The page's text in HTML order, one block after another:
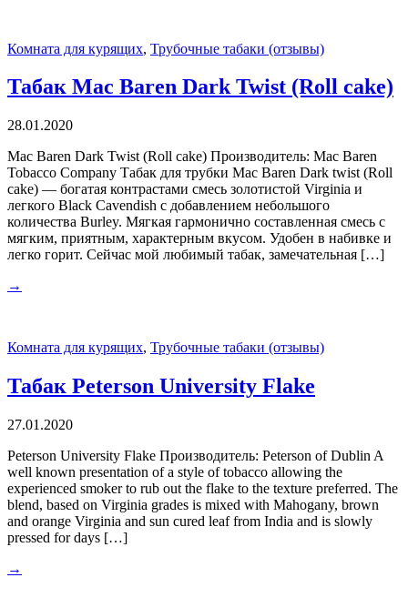
Комната для курящих, Трубочные табаки (отзывы)
Табак Mac Baren Dark Twist (Roll cake)
28.01.2020
Mac Baren Dark Twist (Roll cake) Производитель: Mac Baren
Tobacco Company Табак для трубки Mac Baren Dark twist (Roll
cake) — богатая контрастами смесь золотистой Virginia и
легкого Black Cavendish с добавлением небольшого
количества Burley. Мягкая гармонично составленная смесь с
мягким, приятным, характерным вкусом. Удобен в набивке и
легко горит. Сейчас мой любимый табак, замечательная […]
→
Комната для курящих, Трубочные табаки (отзывы)
Табак Peterson University Flake
27.01.2020
Peterson University Flake Производитель: Peterson of Dublin A
well known presentation of a style of tobacco allowing the
experienced smoker to rub out the flake to the texture preferred. The
blend, based on Virginia grades is mixed with Mahogany, brown
and orange Virginia and sun cured leaf from India and is slowly
pressed for days […]
→